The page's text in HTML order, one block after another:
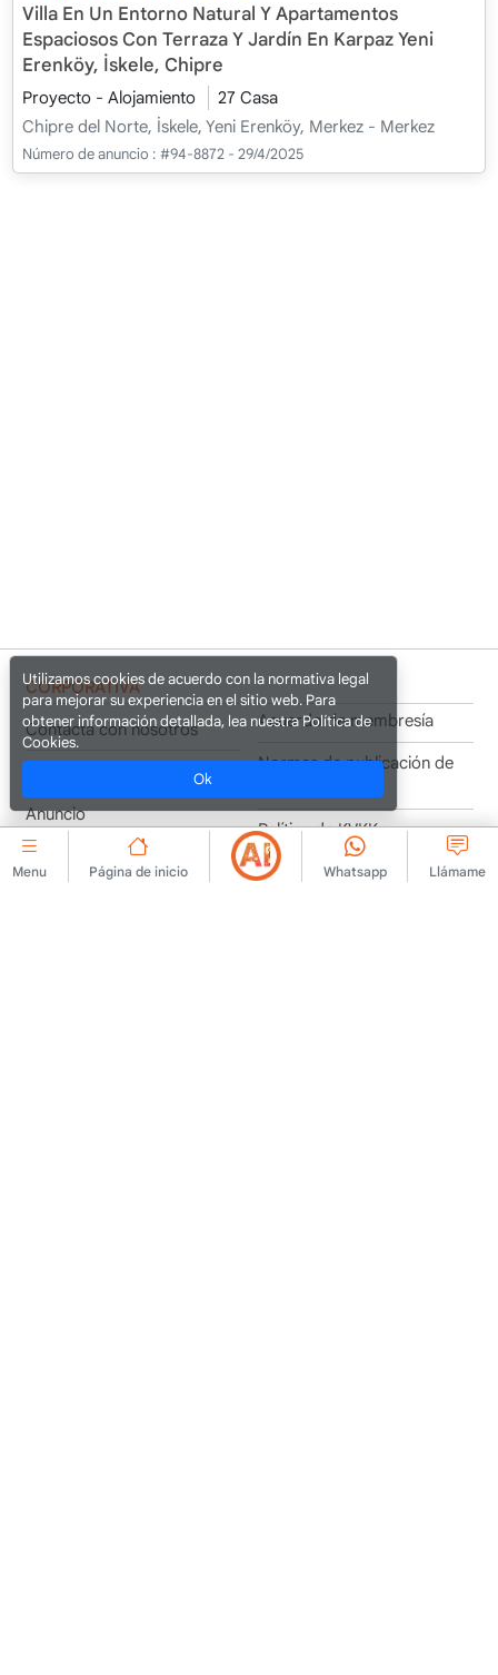
Villa En Un Entorno Natural Y Apartamentos
Espaciosos Con Terraza Y Jardín En Karpaz Yeni
Erenköy, İskele, Chipre
Proyecto - Alojamiento
27 Casa
Chipre del Norte, İskele, Yeni Erenköy, Merkez - Merkez
Número de anuncio : #94-8872 - 29/4/2025
CORPORATIVA
Contacta con nosotros
Anuncio
Aviso legal
Acuerdo de membresía
Normas de publicación de
Política de KVKK
Texto informativo de
Menu Página de inicio Whatsapp Llámame
Utilizamos cookies de acuerdo con la normativa legal
para mejorar su experiencia en el sitio web. Para
obtener información detallada, lea nuestra Política de
Cookies.
Ok